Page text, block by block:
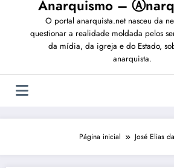
Anarquismo –
O portal anarquista.net nasceu da
questionar a realidade moldada pelos
da mídia, da igreja e do Estado,
anarquista.
Página inicial José Elias